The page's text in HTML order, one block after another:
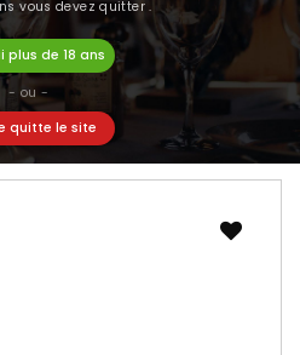
Jotas 5J
AJOUTER AU PANIER
vous devez quitter .
plus de 18 ans
- ou -
quitte le site